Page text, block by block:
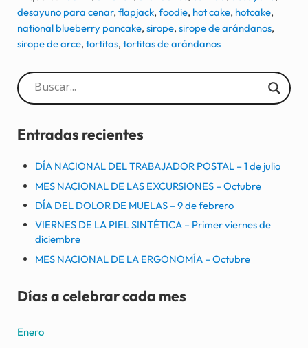
desayuno para cenar, flapjack, foodie, hot cake, hotcake,
national blueberry pancake, sirope, sirope de arándanos,
sirope de arce, tortitas, tortitas de arándanos
Sidebar
Entradas recientes
DÍA NACIONAL DEL TRABAJADOR POSTAL – 1 de julio
MES NACIONAL DE LAS EXCURSIONES – Octubre
DÍA DEL DOLOR DE MUELAS – 9 de febrero
VIERNES DE LA PIEL SINTÉTICA – Primer viernes de
diciembre
MES NACIONAL DE LA ERGONOMÍA – Octubre
Días a celebrar cada mes
Enero